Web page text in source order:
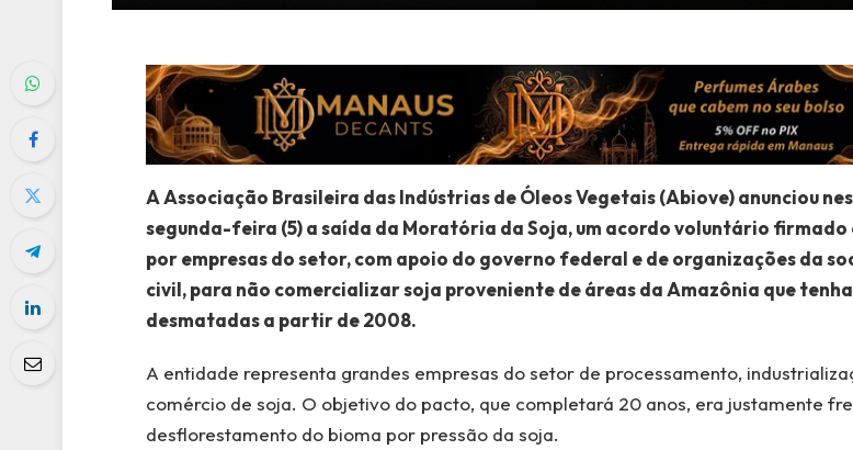
A Associação Brasileira das Indústrias de Óleos Vegetais (Abiove) anunciou
segunda-feira (5) a saída da Moratória da Soja, um acordo voluntário firmado
por empresas do setor, com apoio do governo federal e de organizações da
civil, para não comercializar soja proveniente de áreas da Amazônia que
desmatadas a partir de 2008.
A entidade representa grandes empresas do setor de processamento,
comércio de soja. O objetivo do pacto, que completará 20 anos, era justamente
desflorestamento do bioma por pressão da soja.